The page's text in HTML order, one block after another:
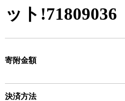
ット!71809036
寄附金額
決済方法